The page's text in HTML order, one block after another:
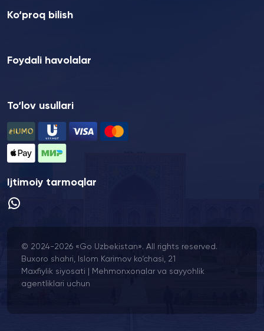
Ko‘proq bilish
Foydali havolalar
To‘lov usullari
Ijtimoiy tarmoqlar
© 2024-2026 «Go Uzbekistan». All rights reserved.
Buxoro shahri, Islom Karimov ko‘chasi, 21
Maxfiylik siyosati
Mehmonxonalar va sayyohlik
agentliklari uchun